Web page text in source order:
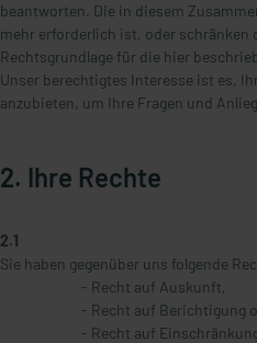
beantworten. Die in diesem
mehr erforderlich ist, oder schränken
Rechtsgrundlage für die hier
Unser berechtigtes Interesse ist es,
anzubieten, um Ihre Fragen und
2. Ihre Rechte
2.1
Sie haben gegenüber uns folgende
- Recht auf Auskunft,
- Recht auf Berichtigung
- Recht auf